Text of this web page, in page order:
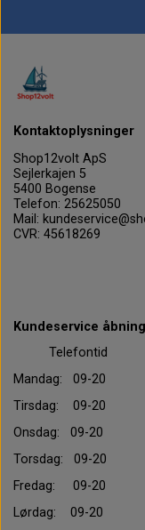
Kontaktoplysninger
Shop12volt ApS
Sejlerkajen 5
5400 Bogense
Telefon: 25625050
Mail:
CVR: 45618269
Kundeservice
Telefontid
Mandag: 09-20
Tirsdag: 09-
Onsdag: 09-20
Torsdag: 09-
Fredag: 09-
Lørdag: 09-20